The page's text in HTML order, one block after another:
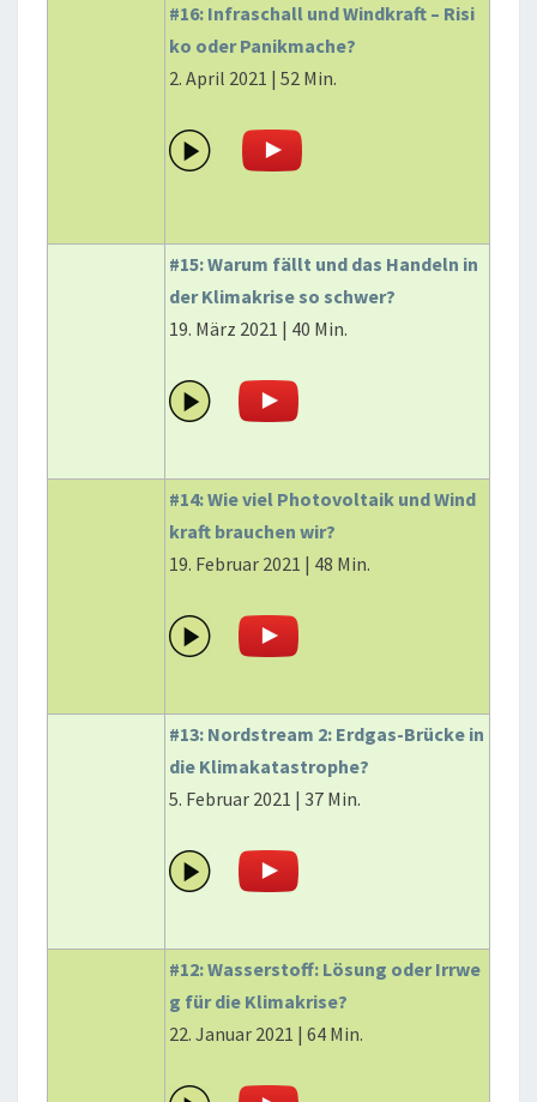
#16: Infraschall und Windkraft – Risi
ko oder Panikmache?
2. April 2021 | 52 Min.
#15: Warum fällt und das Handeln in
der Klimakrise so schwer?
19. März 2021 | 40 Min.
#14: Wie viel Photovoltaik und Wind
kraft brauchen wir?
19. Februar 2021 | 48 Min.
#13: Nordstream 2: Erdgas-Brücke in
die Klimakatastrophe?
5. Februar 2021 | 37 Min.
#12: Wasserstoff: Lösung oder Irrwe
g für die Klimakrise?
22. Januar 2021 | 64 Min.